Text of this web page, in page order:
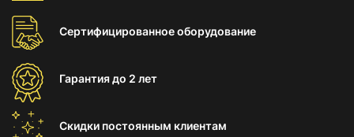
Сертифицированноеоборудование
Гарантиядо 2 лет
Скидки постоянным клиентам